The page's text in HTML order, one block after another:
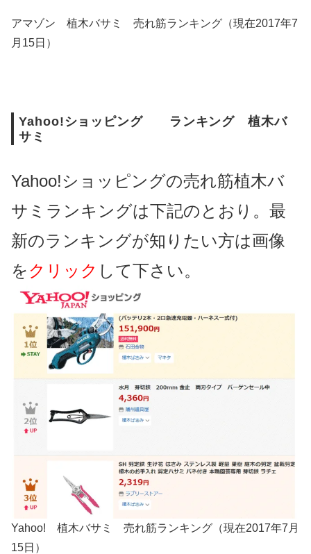
アマゾン 植木バサミ 売れ筋ランキング（現在2017年7
月15日）
Yahoo!ショッピング ランキング 植木バ
サミ
Yahoo!ショッピングの売れ筋植木バ
サミランキングは下記のとおり。最
新のランキングが知りたい方は画像
をクリック して下さい。
Yahoo! 植木バサミ 売れ筋ランキング（現在2017年7月
15日）